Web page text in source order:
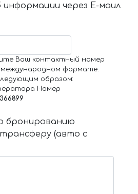
через Е-маил
Ваш контактный номер
формате.
образом:
Номер
бронированию
(авто с